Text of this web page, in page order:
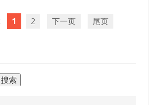
1 2 下一页 尾页